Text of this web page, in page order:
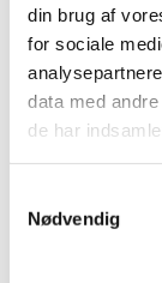
din brug af
for sociale
data med
de har
Nødvendig